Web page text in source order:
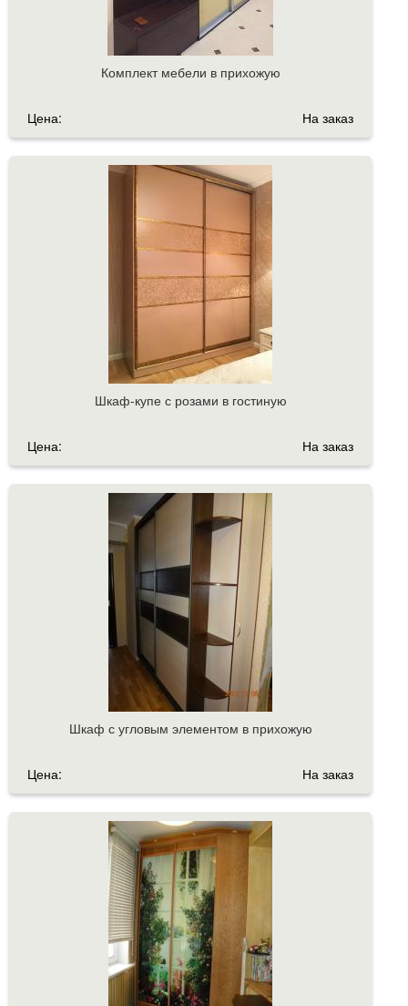
Комплект мебели в прихожую
Цена: На заказ
Шкаф-купе с розами в гостиную
Цена: На заказ
Шкаф с угловым элементом в прихожую
Цена: На заказ